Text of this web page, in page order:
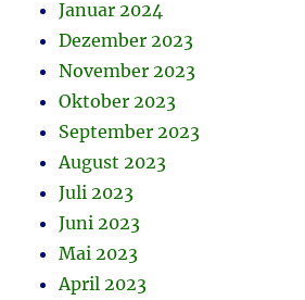
Januar 2024
Dezember 2023
November 2023
Oktober 2023
September 2023
August 2023
Juli 2023
Juni 2023
Mai 2023
April 2023